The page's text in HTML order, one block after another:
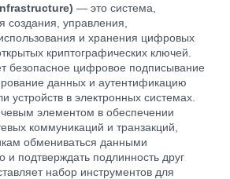
— это система,
создания, управления,
и хранения цифровых
криптографических ключей.
безопасное цифровое подписывание
данных и аутентификацию
устройств в электронных системах.
элементом в обеспечении
коммуникаций и транзакций,
обмениваться данными
и подтверждать подлинность друг
набор инструментов для